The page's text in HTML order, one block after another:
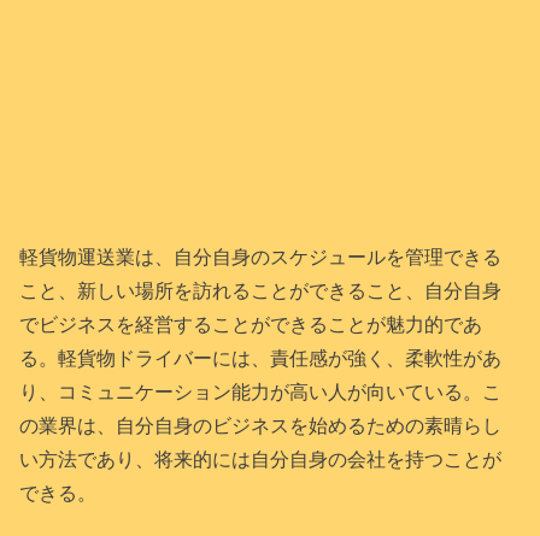
軽貨物運送業は、自分自身のスケジュールを管理できる
こと、新しい場所を訪れることができること、自分自身
でビジネスを経営することができることが魅力的であ
る。軽貨物ドライバーには、責任感が強く、柔軟性があ
り、コミュニケーション能力が高い人が向いている。こ
の業界は、自分自身のビジネスを始めるための素晴らし
い方法であり、将来的には自分自身の会社を持つことが
できる。